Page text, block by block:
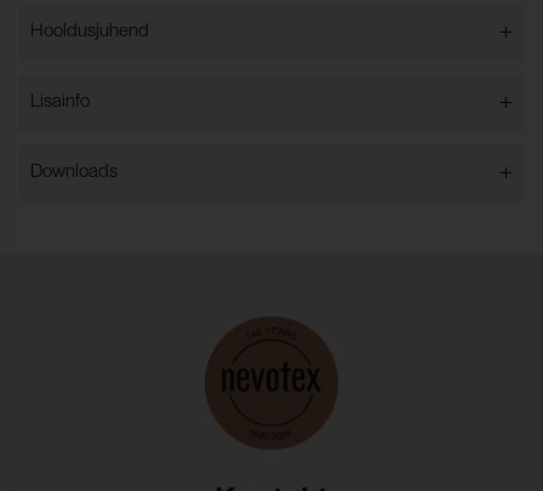
Hooldusjuhend +
Lisainfo +
Downloads +